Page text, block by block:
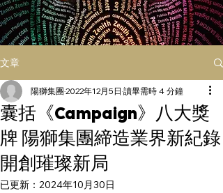
文章
囊括《Campaign》八大獎
牌 陽獅集團締造業界新紀錄
開創璀璨新局
陽獅集團 2022年12月5日 讀畢需時 4 分鐘
已更新： 2024年10月30日